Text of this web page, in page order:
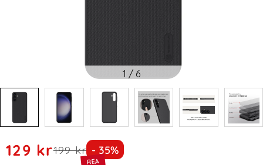
1 / 6
Handla denna produkt NILLKIN Galaxy A15 5G Skal
rea pris
129 krtidigare pris
199 kr Priset är nedsatt med
- 35%